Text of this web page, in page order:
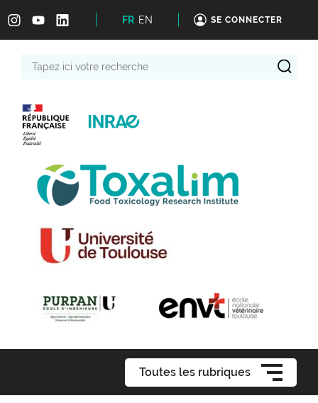
FR EN SE CONNECTER
Toutes les rubriques